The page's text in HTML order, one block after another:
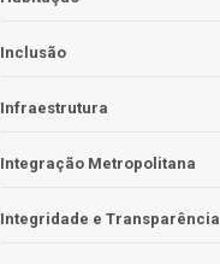
Inclusão
Infraestrutura
Integração Metropolitana
Integridade e Transparência